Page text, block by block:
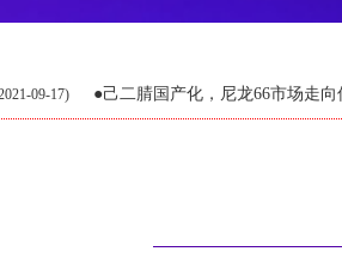
●己二腈国产化，尼龙66市场走向何方(2021-09-